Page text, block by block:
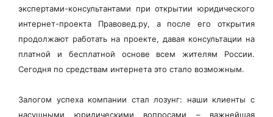
экспертами-консультантами при открытии юридического
интернет-проекта Правовед.ру, а после его открытия
продолжают работать на проекте, давая консультации на
платной и бесплатной основе всем жителям России.
Сегодня по средствам интернета это стало возможным.
Залогом успеха компании стал лозунг: наши клиенты с
насущными юридическими вопросами – важнейшая